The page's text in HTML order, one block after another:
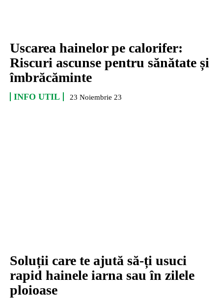
Uscarea hainelor pe calorifer:
Riscuri ascunse pentru sănătate și
îmbrăcăminte
INFO UTIL 23 Noiembrie 23
Soluții care te ajută să-ți usuci
rapid hainele iarna sau în zilele
ploioase